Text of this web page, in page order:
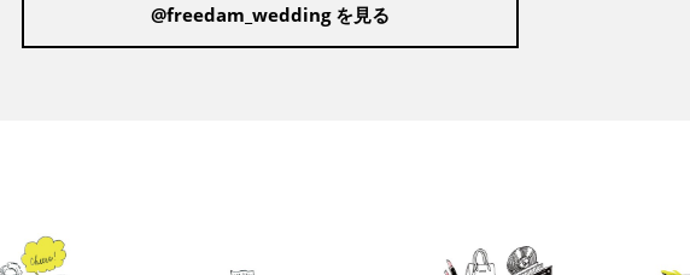
@freedam_wedding を見る